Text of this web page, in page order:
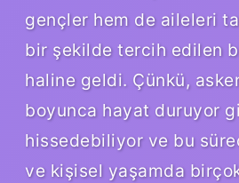
gençler hem de aileleri
bir şekilde tercih edilen
haline geldi. Çünkü,
boyunca hayat duruyor
hissedebiliyor ve bu
ve kişisel yaşamda